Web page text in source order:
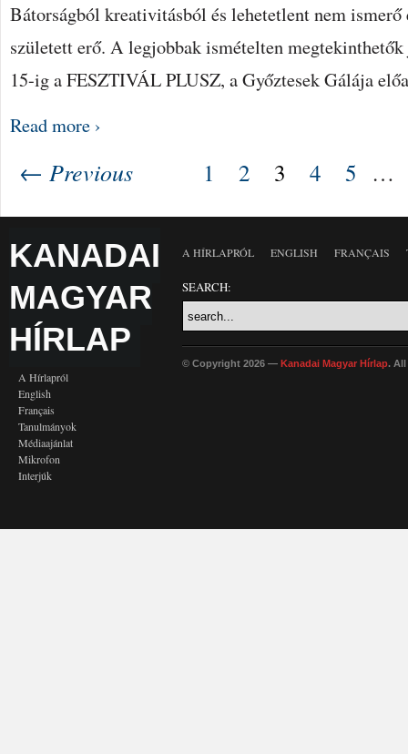
Bátorságból kreativitásból és lehetetlent nem ismerő
született erő. A legjobbak ismételten
15-ig a FESZTIVÁL PLUSZ, a Győztesek Gálája
Read more ›
← Previous 1 2 3 4 5 …
KANADAI
MAGYAR
HÍRLAP
A Hírlapról
English
Français
Tanulmányok
Médiaajánlat
Mikrofon
Interjúk
A HÍRLAPRÓL ENGLISH FRANÇAIS
SEARCH:
© Copyright 2026 — Kanadai Magyar Hírlap. All